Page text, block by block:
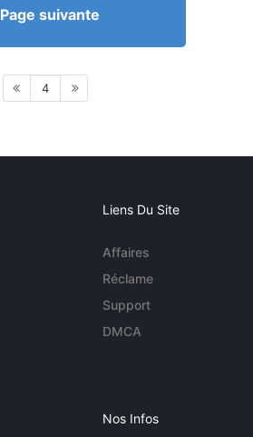
Page suivante
4
Liens Du Site
Affaires
Réclame
Support
DMCA
Nos Infos